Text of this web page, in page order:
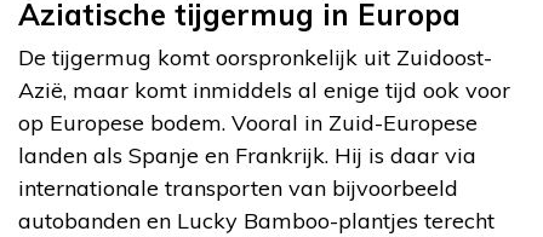
Aziatische tijgermug in Europa
De tijgermug komt oorspronkelijk uit Zuidoost-
Azië, maar komt inmiddels al enige tijd ook voor
op Europese bodem. Vooral in Zuid-Europese
landen als Spanje en Frankrijk. Hij is daar via
internationale transporten van bijvoorbeeld
autobanden en Lucky Bamboo-plantjes terecht